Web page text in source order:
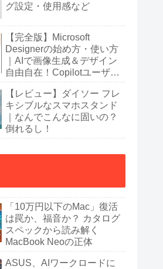
グ設定・使用感など
【完全版】Microsoft
Designerの始め方・使い方
｜AIで画像生成＆デザイン
自由自在！Copilotユーザー
【レビュー】ダイソー フレ
キシブルなスマホスタンド
｜なんでこんなに固いの？
倒れるし！
「10万円以下のMac」復活
は罠か、福音か？ カタログ
スペックから読み解く
MacBook Neoの正体
ASUS、AIワークロードに